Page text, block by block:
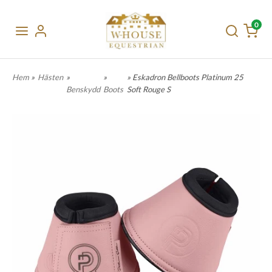
0
Hem » Hästen »
Benskydd
»
Boots
» Eskadron Bellboots Platinum 25
Soft Rouge S